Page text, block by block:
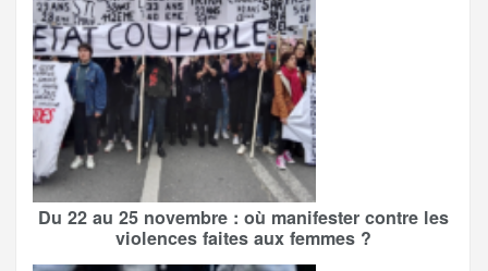
Du 22 au 25 novembre : où manifester contre les
violences faites aux femmes ?